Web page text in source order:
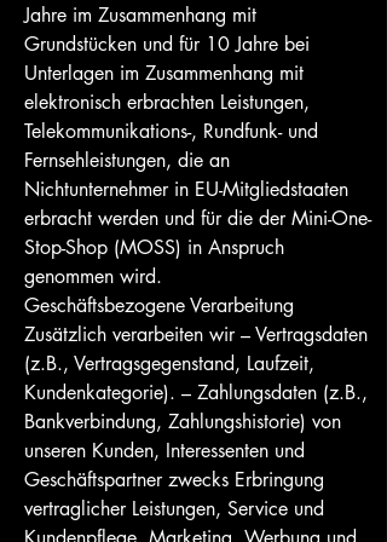
Jahre im Zusammenhang mit
Grundstücken und für 10 Jahre bei
Unterlagen im Zusammenhang mit
elektronisch erbrachten Leistungen,
Telekommunikations-, Rundfunk- und
Fernsehleistungen, die an
Nichtunternehmer in EU-Mitgliedstaaten
erbracht werden und für die der Mini-One-
Stop-Shop (MOSS) in Anspruch
genommen wird.
Geschäftsbezogene Verarbeitung
Zusätzlich verarbeiten wir – Vertragsdaten
(z.B., Vertragsgegenstand, Laufzeit,
Kundenkategorie). – Zahlungsdaten (z.B.,
Bankverbindung, Zahlungshistorie) von
unseren Kunden, Interessenten und
Geschäftspartner zwecks Erbringung
vertraglicher Leistungen, Service und